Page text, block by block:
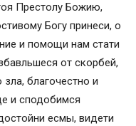
Престолу Божию,
Богу принеси, о
и помощи нам стати
от скорбей,
благочестно и
и сподобимся
есмы, видети